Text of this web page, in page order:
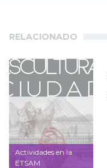
RELACIONADO
Actividades en la
ETSAM